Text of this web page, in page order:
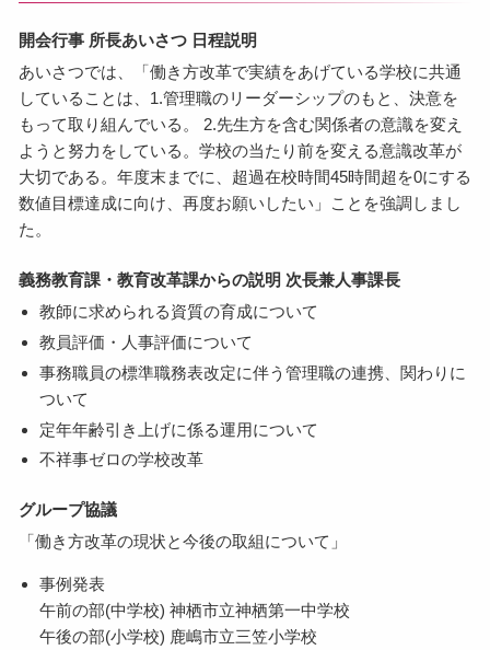
開会行事 所長あいさつ 日程説明
あいさつでは、「働き方改革で実績をあげている学校に共通
していることは、1.管理職のリーダーシップのもと、決意を
もって取り組んでいる。 2.先生方を含む関係者の意識を変え
ようと努力をしている。学校の当たり前を変える意識改革が
大切である。年度末までに、超過在校時間45時間超を0にする
数値目標達成に向け、再度お願いしたい」ことを強調しまし
た。
義務教育課・教育改革課からの説明 次長兼人事課長
教師に求められる資質の育成について
教員評価・人事評価について
事務職員の標準職務表改定に伴う管理職の連携、関わりに
ついて
定年年齢引き上げに係る運用について
不祥事ゼロの学校改革
グループ協議
「働き方改革の現状と今後の取組について」
事例発表
午前の部(中学校) 神栖市立神栖第一中学校
午後の部(小学校) 鹿嶋市立三笠小学校